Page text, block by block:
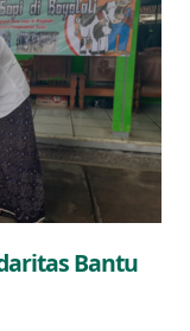
Bantu